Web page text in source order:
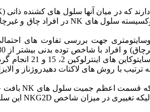
که در میان آنها سلول های کشنده ذاتی
سلول های NKدر افراد چاق و
جهت بررسی تفاوت های
تکثیر شده در آزمایشگاه با
با روش های لاکتات دهیدروژناز و الایزا
که قسمت اعظم جمیت سلول های NKبافت
تغییری در میزان شاخص NKG2Dاین